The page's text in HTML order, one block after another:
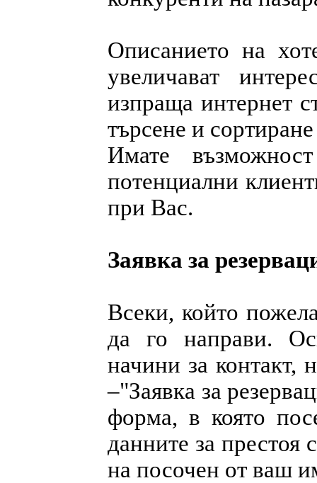
Описанието на
увеличават
изпраща интернет
търсене и
Имате
потенциални
при Вас.
Заявка за
Всеки, който
да го направи.
начини за контакт,
–"Заявка за
форма, в която
данните за
на посочен от ваш